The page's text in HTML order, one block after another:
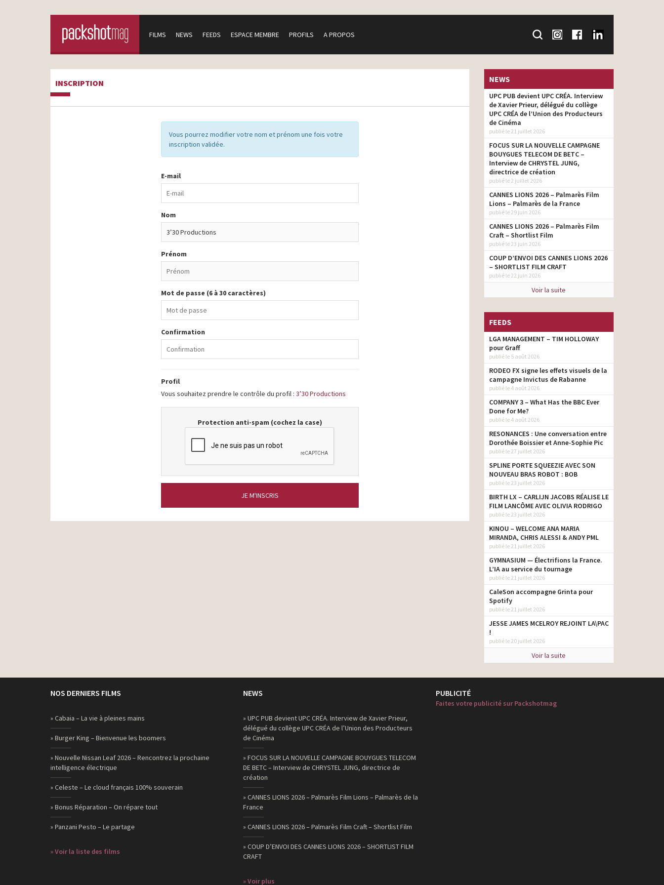
FILMS NEWS FEEDS ESPACE MEMBRE PROFILS A PROPOS
INSCRIPTION
Vous pourrez modifier votre nom et prénom une fois votre
inscription validée.
E-mail
Nom
Prénom
Mot de passe (6 à 30 caractères)
Confirmation
Profil
Vous souhaitez prendre le contrôle du profil : 3’30 Productions
Protection anti-spam (cochez la case)
JE M'INSCRIS
NEWS
UPC PUB devient UPC CRÉA. Interview
de Xavier Prieur, délégué du collège
UPC CRÉA de l’Union des Producteurs
de Cinéma
publié le 21 juillet 2026
FOCUS SUR LA NOUVELLE CAMPAGNE
BOUYGUES TELECOM DE BETC –
Interview de CHRYSTEL JUNG,
directrice de création
publié le 2 juillet 2026
CANNES LIONS 2026 – Palmarès Film
Lions – Palmarès de la France
publié le 29 juin 2026
CANNES LIONS 2026 – Palmarès Film
Craft – Shortlist Film
publié le 23 juin 2026
COUP D’ENVOI DES CANNES LIONS 2026
– SHORTLIST FILM CRAFT
publié le 22 juin 2026
Voir la suite
FEEDS
LGA MANAGEMENT – TIM HOLLOWAY
pour Graff
publié le 5 août 2026
RODEO FX signe les effets visuels de la
campagne Invictus de Rabanne
publié le 4 août 2026
COMPANY 3 – What Has the BBC Ever
Done for Me?
publié le 4 août 2026
RESONANCES : Une conversation entre
Dorothée Boissier et Anne-Sophie Pic
publié le 27 juillet 2026
SPLINE PORTE SQUEEZIE AVEC SON
NOUVEAU BRAS ROBOT : BOB
publié le 23 juillet 2026
BIRTH LX – CARLIJN JACOBS RÉALISE LE
FILM LANCÔME AVEC OLIVIA RODRIGO
publié le 23 juillet 2026
KINOU – WELCOME ANA MARIA
MIRANDA, CHRIS ALESSI & ANDY PML
publié le 21 juillet 2026
GYMNASIUM — Électrifions la France.
L’IA au service du tournage
publié le 21 juillet 2026
CaleSon accompagne Grinta pour
Spotify
publié le 21 juillet 2026
JESSE JAMES MCELROY REJOINT LA\PAC
!
publié le 20 juillet 2026
Voir la suite
NOS DERNIERS FILMS
» Cabaia – La vie à pleines mains
» Burger King – Bienvenue les boomers
» Nouvelle Nissan Leaf 2026 – Rencontrez la prochaine
intelligence électrique
» Celeste – Le cloud français 100% souverain
» Bonus Réparation – On répare tout
» Panzani Pesto – Le partage
» Voir la liste des films
NEWS
» UPC PUB devient UPC CRÉA. Interview de Xavier Prieur,
délégué du collège UPC CRÉA de l’Union des Producteurs
de Cinéma
» FOCUS SUR LA NOUVELLE CAMPAGNE BOUYGUES TELECOM
DE BETC – Interview de CHRYSTEL JUNG, directrice de
création
» CANNES LIONS 2026 – Palmarès Film Lions – Palmarès de la
France
» CANNES LIONS 2026 – Palmarès Film Craft – Shortlist Film
» COUP D’ENVOI DES CANNES LIONS 2026 – SHORTLIST FILM
CRAFT
» Voir plus
PUBLICITÉ
Faites votre publicité sur Packshotmag